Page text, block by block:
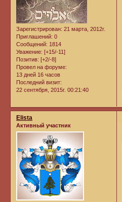
Зарегистрирован: 21 марта, 2012г.
Приглашений: 0
Сообщений: 1814
Уважение: [+15/-11]
Позитив: [+2/-8]
Провел на форуме:
13 дней 16 часов
Последний визит:
22 сентября, 2015г. 00:21:40
Elista
Активный участник